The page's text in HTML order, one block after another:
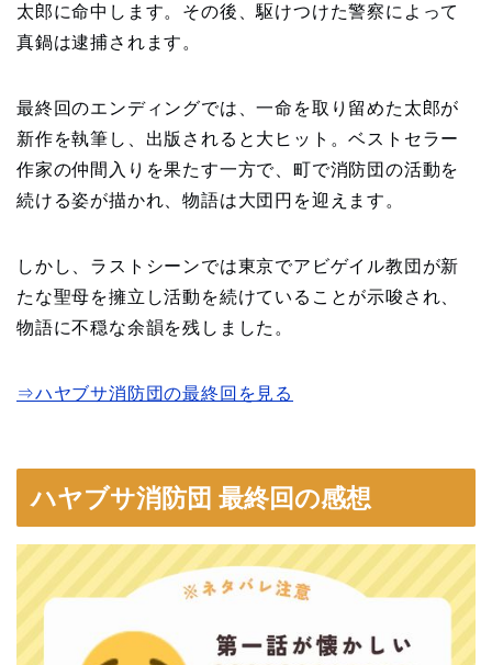
太郎に命中します。その後、駆けつけた警察によって
真鍋は逮捕されます。
最終回のエンディングでは、一命を取り留めた太郎が
新作を執筆し、出版されると大ヒット。ベストセラー
作家の仲間入りを果たす一方で、町で消防団の活動を
続ける姿が描かれ、物語は大団円を迎えます。
しかし、ラストシーンでは東京でアビゲイル教団が新
たな聖母を擁立し活動を続けていることが示唆され、
物語に不穏な余韻を残しました。
⇒ハヤブサ消防団の最終回を見る
ハヤブサ消防団 最終回の感想